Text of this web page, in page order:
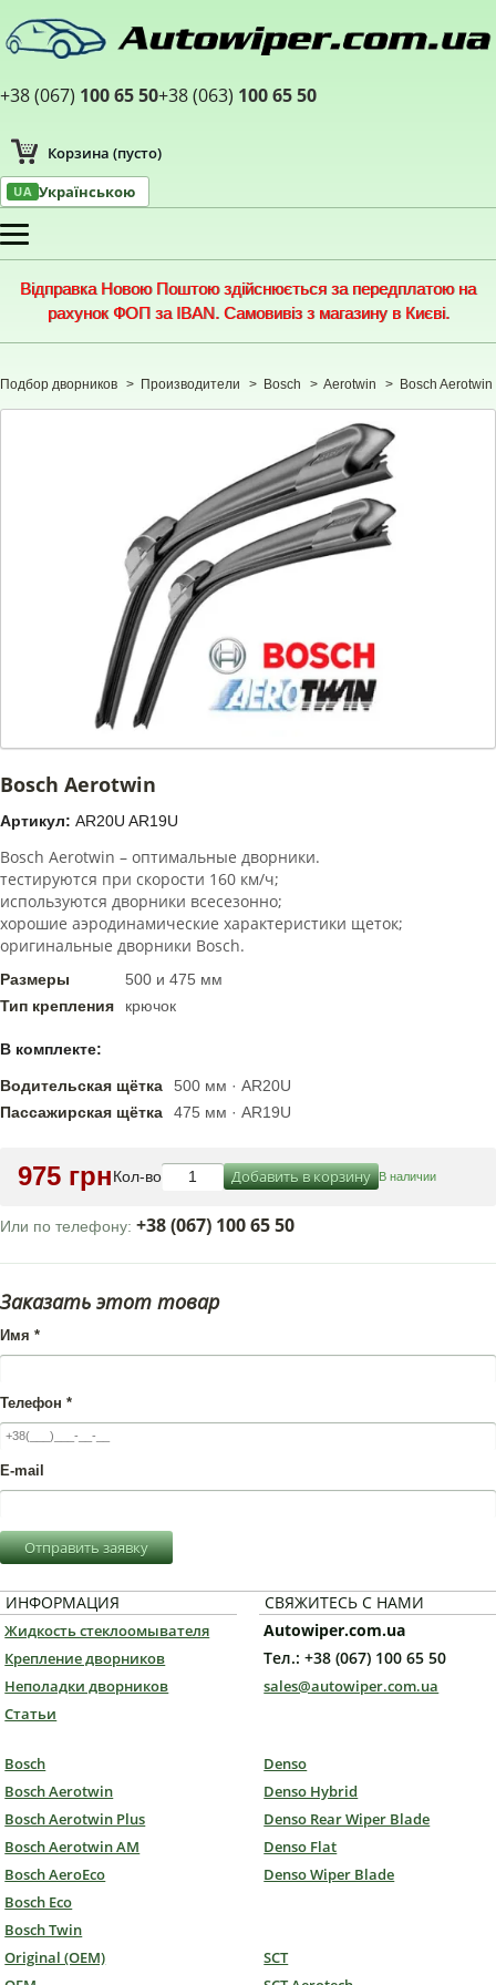
+38 (067) 100 65 50+38 (063) 100 65 50
Корзина (пусто)
UA Українською
Меню
Відправка Новою Поштою здійснюється за передплатою на
рахунок ФОП за IBAN. Самовивіз з магазину в Києві.
Подбор дворников > Производители > Bosch > Aerotwin > Bosch Aerotwin
Bosch Aerotwin
Артикул: AR20U AR19U
Bosch Aerotwin – оптимальные дворники.
тестируются при скорости 160 км/ч;
используются дворники всесезонно;
хорошие аэродинамические характеристики щеток;
оригинальные дворники Bosch.
Размеры
500 и 475 мм
Тип крепления
крючок
В комплекте:
Водительская щётка
500 мм · AR20U
Пассажирская щётка
475 мм · AR19U
975 грнКол-во Добавить в корзину В наличии
Или по телефону: +38 (067) 100 65 50
Заказать этот товар
Имя *
Телефон *
E-mail
Отправить заявку
ИНФОРМАЦИЯ
Жидкость стеклоомывателя
Крепление дворников
Неполадки дворников
Статьи
СВЯЖИТЕСЬ С НАМИ
Autowiper.com.ua
Тел.: +38 (067) 100 65 50
sales@autowiper.com.ua
Bosch
Bosch Aerotwin
Bosch Aerotwin Plus
Bosch Aerotwin AM
Bosch AeroEco
Bosch Eco
Bosch Twin
Denso
Denso Hybrid
Denso Rear Wiper Blade
Denso Flat
Denso Wiper Blade
Original (OEM)
SCT